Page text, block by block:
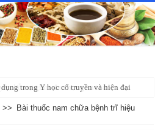
trong Y học cổ truyền và hiện đại
>>
Bài thuốc nam chữa bệnh trĩ hiệu